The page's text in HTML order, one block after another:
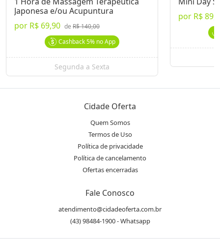
Japonesa e/ou Acupuntura
por R$ 69,90 deR$ 140,00
Cashback5%no App
Segunda a Sexta
por R$
Cidade Oferta
Quem Somos
Termos de Uso
Política de privacidade
Política de cancelamento
Ofertas encerradas
Fale Conosco
atendimento@cidadeoferta.com.br
(43) 98484-1900 - Whatsapp